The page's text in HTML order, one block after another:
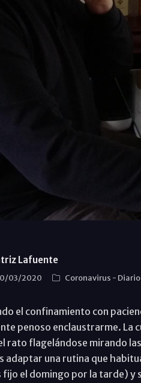
Lafuente
03/2020 Coronavirus -
el confinamiento con
penoso enclaustrarme. La
rato flagelándose mirando
adaptar una rutina que
fijo el domingo por la tarde) y